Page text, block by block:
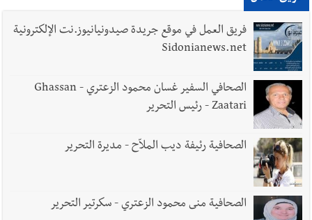
فريق العمل في موقع جريدة صيدونيانيوز.نت الإلكترونية
Sidonianews.net
الصحافي السفير غسان محمود الزعتري - Ghassan
Zaatari - رئيس التحرير
الصحافية رئيفة ديب الملاّح - مديرة التحرير
الصحافية منى محمود الزعتري - سكرتير التحرير